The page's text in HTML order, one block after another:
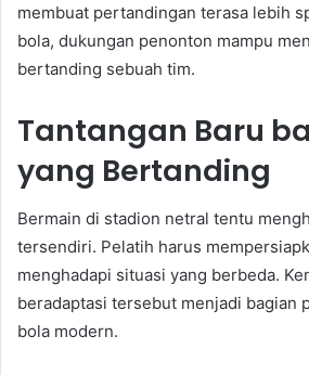
membuat pertandingan terasa lebih
bola, dukungan penonton mampu
bertanding sebuah tim.
Tantangan Baru
yang Bertanding
Bermain di stadion netral tentu
tersendiri. Pelatih harus
menghadapi situasi yang berbeda.
beradaptasi tersebut menjadi bagian
bola modern.